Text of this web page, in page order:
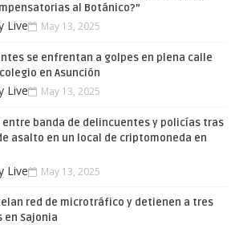
al Botánico?”
Live May 13, 2025
se enfrentan a golpes en plena calle
en Asunción
Live May 13, 2025
entre banda de delincuentes y policías tras
asalto en un local de criptomoneda en
Live May 13, 2025
red de microtráfico y detienen a tres
en Sajonia